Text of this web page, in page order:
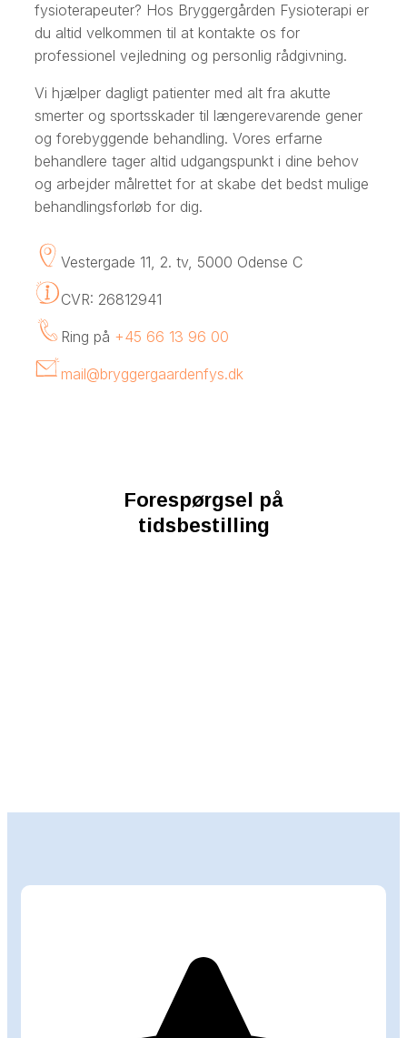
fysioterapeuter? Hos Bryggergården Fysioterapi er
du altid velkommen til at kontakte os for
professionel vejledning og personlig rådgivning.
Vi hjælper dagligt patienter med alt fra akutte
smerter og sportsskader til længerevarende gener
og forebyggende behandling. Vores erfarne
behandlere tager altid udgangspunkt i dine behov
og arbejder målrettet for at skabe det bedst mulige
behandlingsforløb for dig.
Vestergade 11, 2. tv, 5000 Odense C
CVR: 26812941
Ring på +45 66 13 96 00
mail@bryggergaardenfys.dk
Forespørgsel på
tidsbestilling